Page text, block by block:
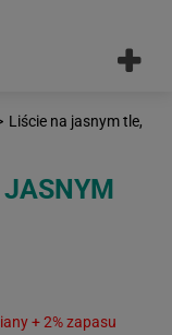
Liście na jasnym tle,
JASNYM
+ 2% zapasu